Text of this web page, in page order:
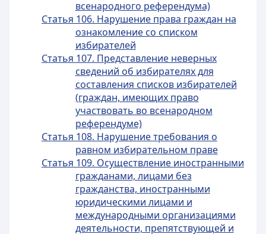
всенародного референдума)
Статья 106. Нарушение права граждан на
ознакомление со списком
избирателей
Статья 107. Представление неверных
сведений об избирателях для
составления списков избирателей
(граждан, имеющих право
участвовать во всенародном
референдуме)
Статья 108. Нарушение требования о
равном избирательном праве
Статья 109. Осуществление иностранными
гражданами, лицами без
гражданства, иностранными
юридическими лицами и
международными организациями
деятельности, препятствующей и